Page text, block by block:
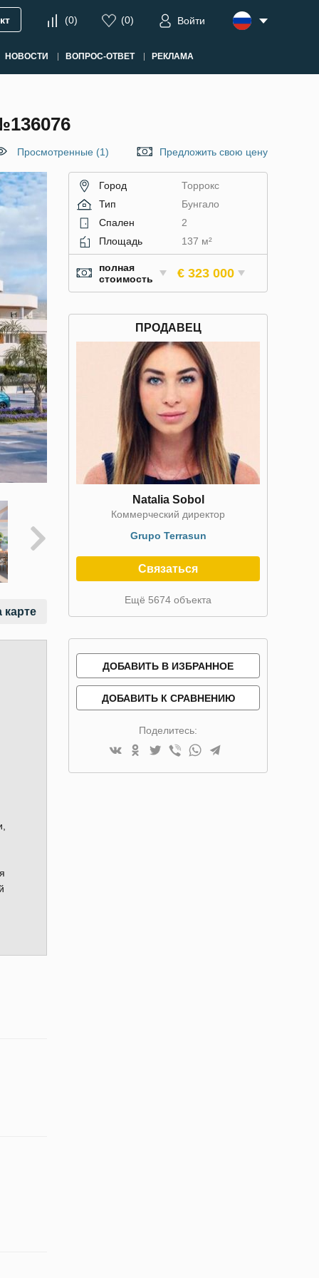
(0) (0) Войти
НОВОСТИ ВОПРОС-ОТВЕТ РЕКЛАМА
Просмотренные (1) Предложить свою цену
карте
Город
Торрокс
Тип
Бунгало
Спален
2
Площадь
137 м²
полная
стоимость
€ 323 000
ПРОДАВЕЦ
Natalia Sobol
Коммерческий директор
Grupo Terrasun
Связаться
Ещё 5674 объекта
ДОБАВИТЬ В ИЗБРАННОЕ
ДОБАВИТЬ К СРАВНЕНИЮ
Поделитесь: